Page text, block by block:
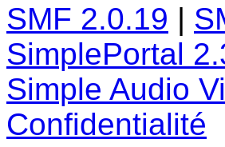
SMF 2.0.19 |
SimplePortal
Simple Audio
Confidentialité